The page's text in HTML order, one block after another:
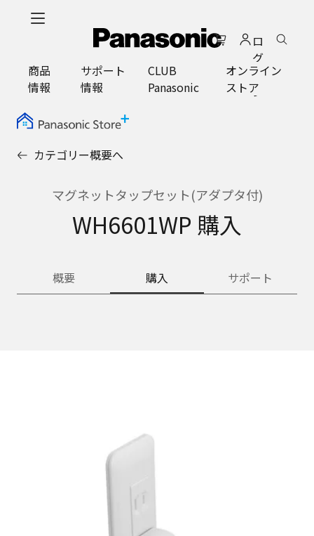
ロ
グ
イ
ン
商品
情報
サポート
情報
CLUB
Panasonic
オンライン
ストア
カテゴリー概要へ
マグネットタップセット(アダプタ付)
WH6601WP 購入
概要 購入 サポート